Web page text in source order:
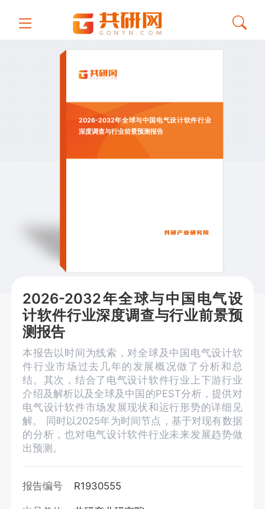
2026-2032年全球与中国电气设计软件行业
深度调查与行业前景预测报告
2026-2032年全球与中国电气设
计软件行业深度调查与行业前景预
测报告
本报告以时间为线索，对全球及中国电气设计软
件行业市场过去几年的发展概况做了分析和总
结。其次，结合了电气设计软件行业上下游行业
介绍及解析以及全球及中国的PEST分析，提供对
电气设计软件市场发展现状和运行形势的详细见
解。 同时以2025年为时间节点，基于对现有数据
的分析，也对电气设计软件行业未来发展趋势做
出预测。
报告编号 R1930555